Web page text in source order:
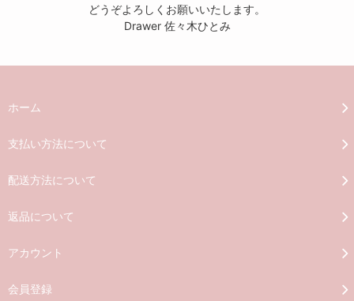
どうぞよろしくお願いいたします。
Drawer 佐々木ひとみ
ホーム
支払い方法について
配送方法について
返品について
アカウント
会員登録